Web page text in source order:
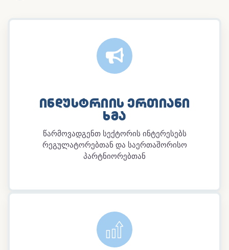
ᲘᲜᲓᲣᲡᲢᲠᲘᲘᲡ ᲔᲠᲗᲘᲐᲜᲘ
ᲮᲛᲐ
წარმოვადგენთ სექტორის ინტერესებს
რეგულატორებთან და საერთაშორისო
პარტნიორებთან